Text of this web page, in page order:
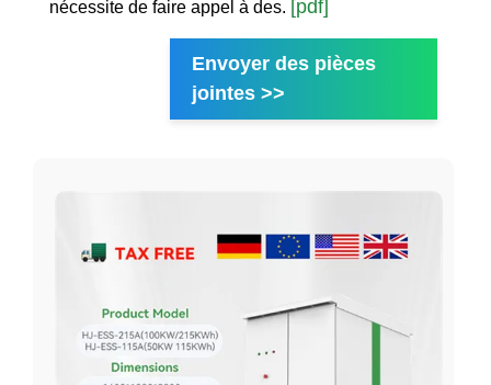
nécessite de faire appel à des. [pdf]
Envoyer des pièces
jointes >>